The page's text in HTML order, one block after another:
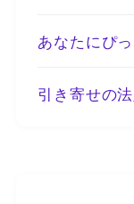
あなたにぴ
引き寄せの